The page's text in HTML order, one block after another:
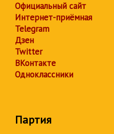
Официальный сайт
Интернет-приёмная
Telegram
Дзен
Twitter
ВКонтакте
Одноклассники
Партия